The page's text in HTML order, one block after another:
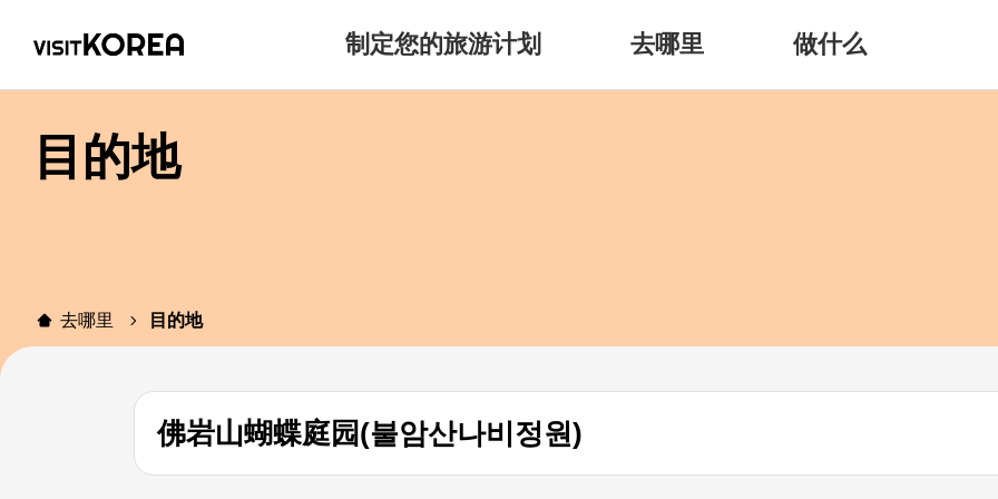
制定您的旅游计划 去哪里 做什么
目的地
去哪里 目的地
佛岩山蝴蝶庭园(불암산나비정원)